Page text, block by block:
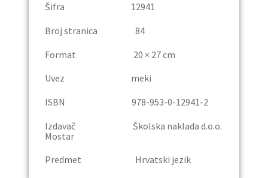
Deveti razred
Osmi razred
Šifra 12941
Broj stranica 84
Format 20 × 27 cm
Uvez meki
ISBN 978-953-0-12941-2
Izdavač Školska naklada d.o.o.
Mostar
Predmet Hrvatski jezik